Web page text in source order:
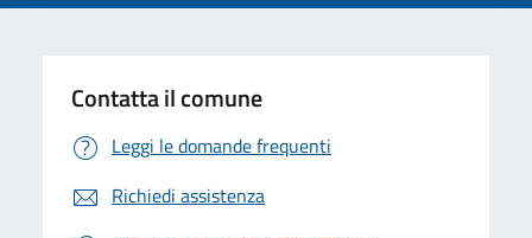
Contatta il comune
Leggi le domande frequenti
Richiedi assistenza